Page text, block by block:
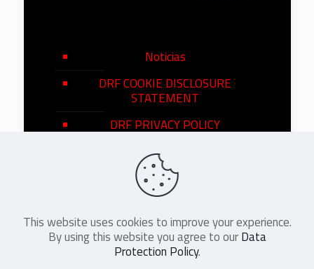
Noticias
DRF COOKIE DISCLOSURE
STATEMENT
DRF PRIVACY POLICY
©2026DRF en Español. All Rights
Reserved
This website uses cookies to improve your experience.
By using this website you agree to ourData
Protection Policy.